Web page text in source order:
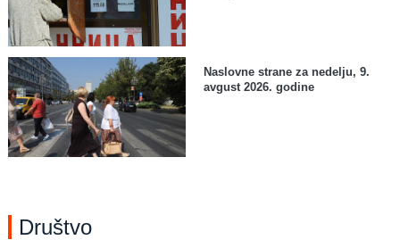
Naslovne strane za nedelju, 9.
avgust 2026. godine
Društvo